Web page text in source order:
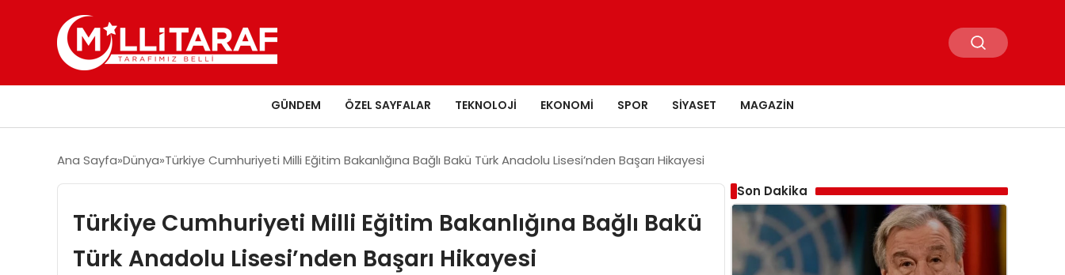
GÜNDEM ÖZEL SAYFALAR TEKNOLOJI EKONOMI SPOR SIYASET MAGAZIN
Ana Sayfa Dünya Türkiye Cumhuriyeti Milli Eğitim Bakanlığına Bağlı Bakü Türk Anadolu Lisesi’nden Başarı Hikayesi
Türkiye Cumhuriyeti Milli Eğitim Bakanlığına Bağlı Bakü
Türk Anadolu Lisesi’nden Başarı Hikayesi
Son Dakika